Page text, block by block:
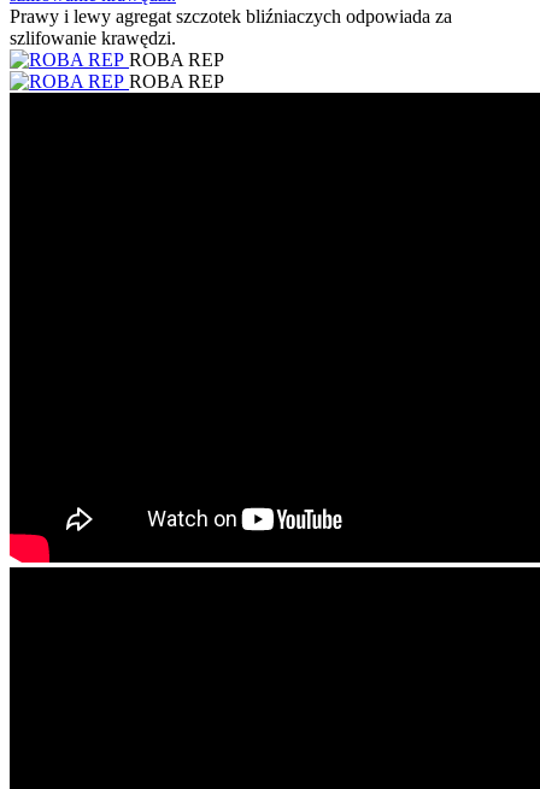
Prawy i lewy agregat szczotek bliźniaczych odpowiada za
szlifowanie krawędzi.
ROBA REP
ROBA REP